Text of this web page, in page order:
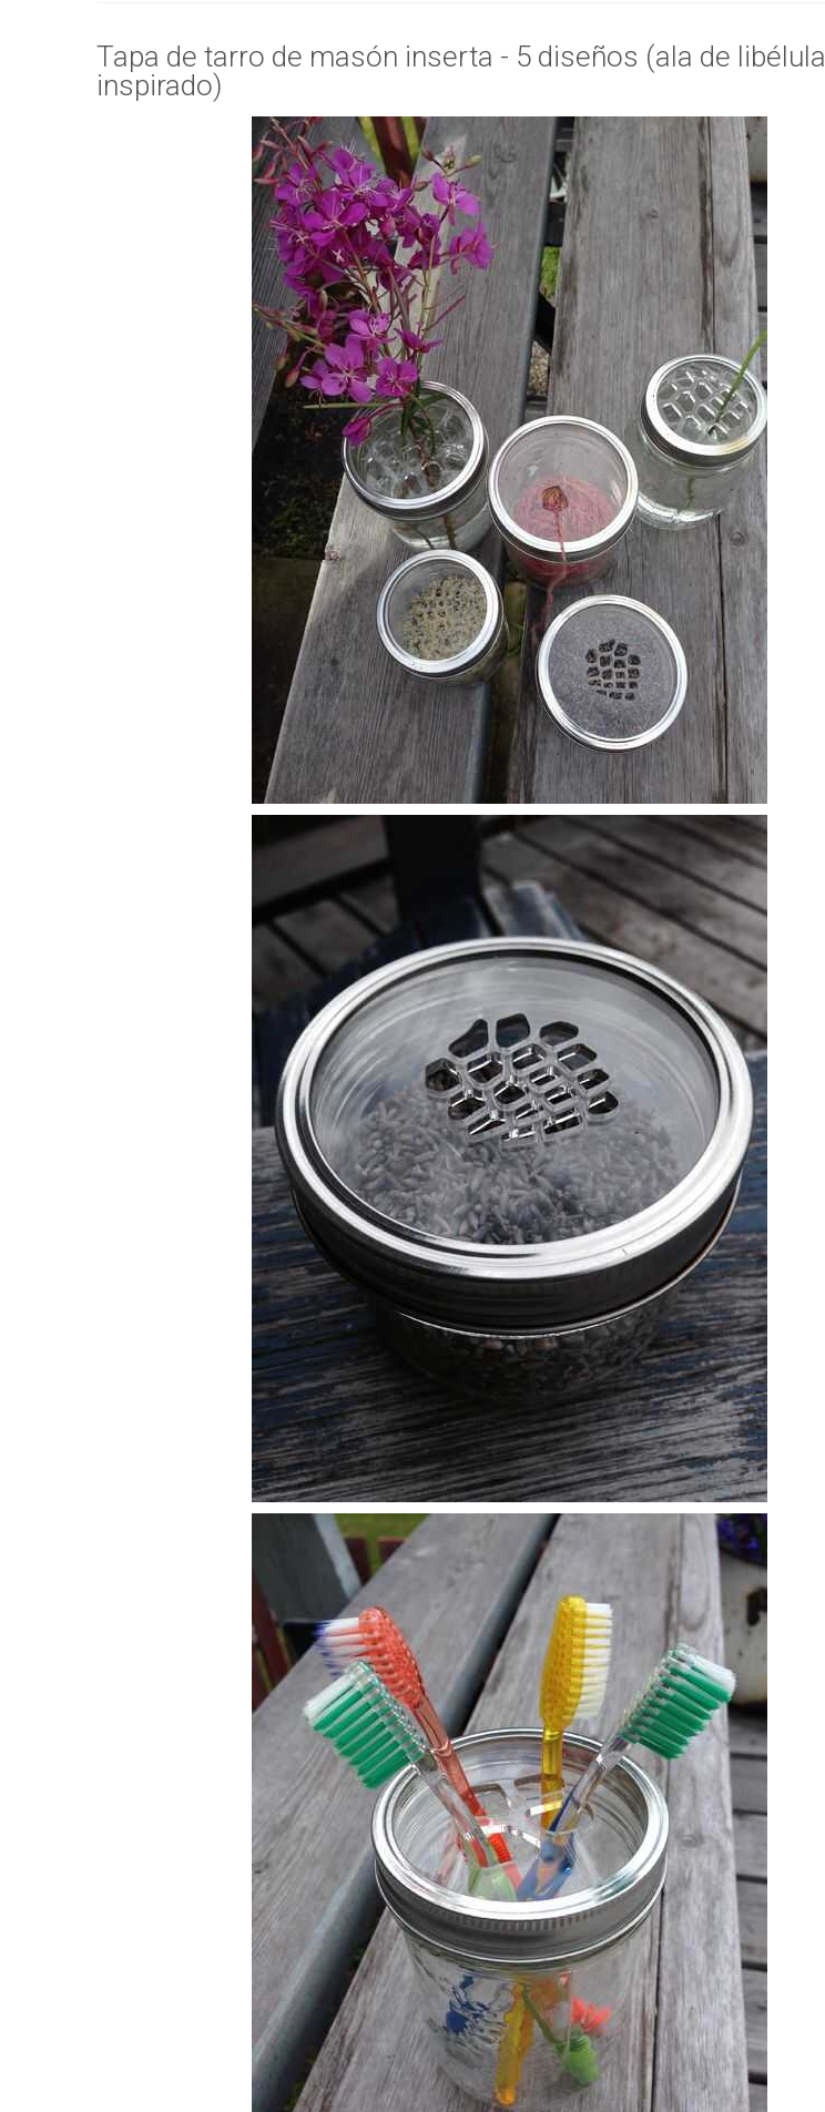
Tapa de tarro de masón inserta - 5 diseños (ala de libélula
inspirado)